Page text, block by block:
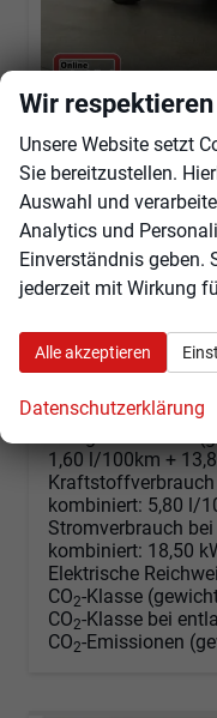
Volkswagen
sofort lieferbar Fahrzeug
100792
Hybrid Benzin
01.12.2025
incl. 19% MwSt.
1,60 l/100km +
kombiniert: 5,80 l/
Stromverbrauch
kombiniert: 18,50
Elektrische
CO2-Klasse
CO2-Klasse bei
CO2-Emissionen
Wir
Unsere Website setzt
Sie bereitzustellen.
Auswahl und
Analytics und
Einverständnis geben.
jederzeit mit Wirkung
Alle akzeptieren
Datenschutzerklärung